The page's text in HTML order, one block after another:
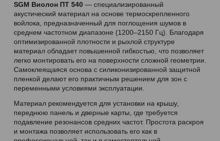
SGM Виолон ПТ 540 — специализированный
акустический материал на основе термоскрепленного
войлока, предназначенный для поглощения шумов в
среднем частотном диапазоне (1200–2150 Гц). Благодаря
оптимизированной плотности и рыхлой структуре
материал обладает повышенной гибкостью, что позволяет
легко монтировать его на поверхности сложной геометрии.
Самоклеящаяся основа с силиконизированной защитной
пленкой делают его практичным решением для зон с
переменными условиями эксплуатации.
Материал рекомендуется для установки на крышу,
переднюю панель и дверные карты, где требуется
подавление резонансов средних частот. Простота раскроя
и монтажа позволяет использовать его как в